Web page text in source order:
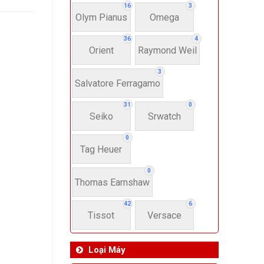
16
Olym Pianus
3
Omega
36
Orient
4
Raymond Weil
3
Salvatore Ferragamo
31
Seiko
0
Srwatch
0
Tag Heuer
0
Thomas Earnshaw
42
Tissot
6
Versace
Loại Máy